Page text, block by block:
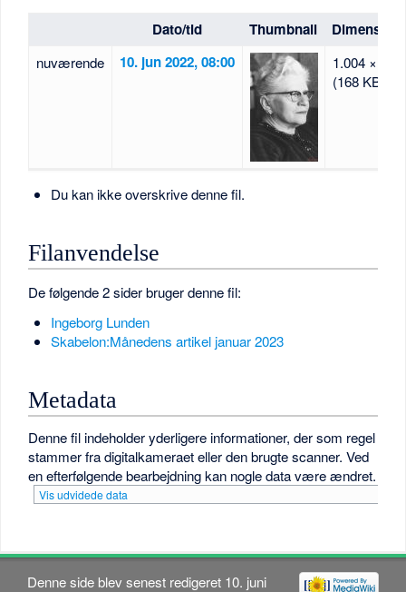
Dato/tid Thumbnail
nuværende 10. jun 2022, 08:00
1.004 ×
(168 KB)
Du kan ikke overskrive denne fil.
Filanvendelse
De følgende 2 sider bruger denne fil:
Ingeborg Lunden
Skabelon:Månedens artikel januar 2023
Metadata
Denne fil indeholder yderligere informationer, der som regel
stammer fra digitalkameraet eller den brugte scanner. Ved
en efterfølgende bearbejdning kan nogle data være ændret.
Vis udvidede data
Denne side blev senest redigeret 10. juni